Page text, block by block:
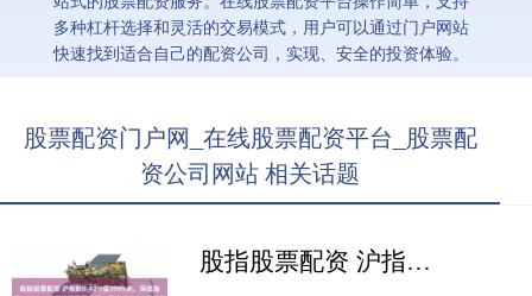
多种杠杆选择和灵活的交易模式，用户可以通过门户网站
快速找到适合自己的配资公司，实现、安全的投资体验。
股票配资门户网_在线股票配资平台_股票配
资公司网站 相关话题
股指股票配资 沪指跌0.42%报3505点，深成指涨0.56%：英伟达概念股走强，两市成交1.6万亿元